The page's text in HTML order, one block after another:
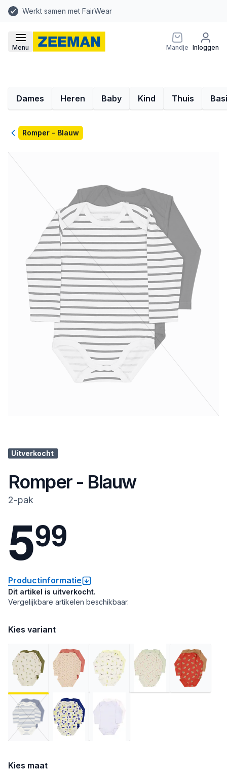
Werkt samen met FairWear
Menu Mandje Inloggen
Dames Heren Baby Kind Thuis
TerugRomper - Blauw
Uitverkocht
Romper - Blauw
2-pak
599
Productinformatie
Dit artikel is uitverkocht.
Vergelijkbare artikelen beschikbaar.
Kies variant
Kies maat